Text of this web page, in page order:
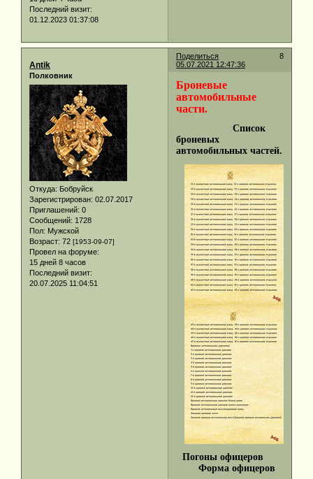
Последний визит:
01.12.2023 01:37:08
Поделиться
8
05.07.2021 12:47:36
Antik
Полковник
Откуда: Бобруйск
Зарегистрирован: 02.07.2017
Приглашений: 0
Сообщений: 1728
Пол: Мужской
Возраст: 72 [1953-09-07]
Провел на форуме:
15 дней 8 часов
Последний визит:
20.07.2025 11:04:51
Броневые
автомобильные
части.
Список
броневых
автомобильных частей.
Погоны офицеров
Форма офицеров